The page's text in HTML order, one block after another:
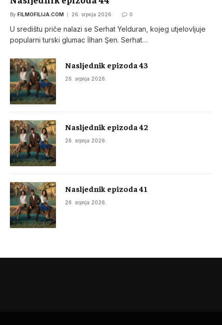
By FILMOFILIJA.COM 26. srpnja 2026. 0
U središtu priče nalazi se Serhat Yelduran, kojeg utjelovljuje
popularni turski glumac İlhan Şen. Serhat…
Nasljednik epizoda 43
26. srpnja 2026.
Nasljednik epizoda 42
26. srpnja 2026.
Nasljednik epizoda 41
26. srpnja 2026.